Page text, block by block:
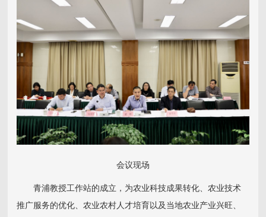
会议现场
青浦教授工作站的成立，为农业科技成果转化、农业技术
推广服务的优化、农业农村人才培育以及当地农业产业兴旺、